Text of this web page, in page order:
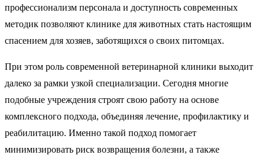
профессионализм персонала и доступность современных
методик позволяют клинике для животных стать настоящим
спасением для хозяев, заботящихся о своих питомцах.
При этом роль современной ветеринарной клиники выходит
далеко за рамки узкой специализации. Сегодня многие
подобные учреждения строят свою работу на основе
комплексного подхода, объединяя лечение, профилактику и
реабилитацию. Именно такой подход помогает
минимизировать риск возвращения болезни, а также